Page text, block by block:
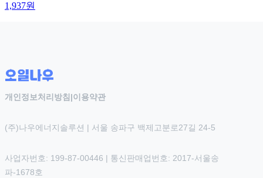
1,937원
개인정보처리방침 |이용약관
(주)나우에너지솔루션 | 서울 송파구 백제고분로27길 24-5
사업자번호: 199-87-00446 | 통신판매업번호: 2017-서울송
파-1678호